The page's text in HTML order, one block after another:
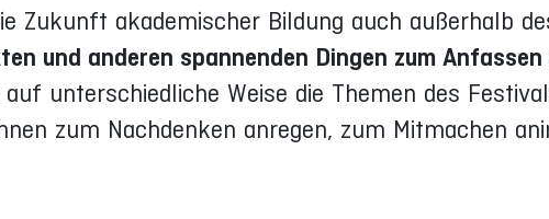
Zukunft akademischer Bildung auch außerhalb
und anderen spannenden Dingen zum Anfassen
unterschiedliche Weise die Themen des
zum Nachdenken anregen, zum Mitmachen